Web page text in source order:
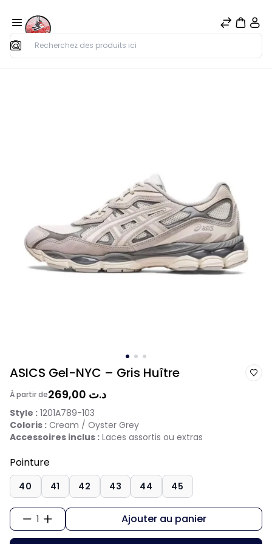
Rechercher
ASICS Gel-NYC – Gris Huître
À partir de 269,00 د.ت
Style : 1201A789-103
Coloris : Cream / Oyster Grey
Accessoires inclus : Laces assortis ou extras
Pointure
40 41 42 43 44 45
1 Ajouter au panier